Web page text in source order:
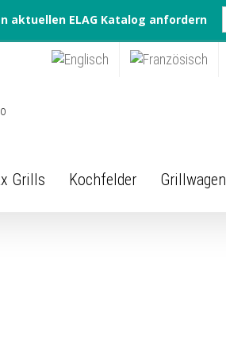
Grills Kochfelder Grillwagen